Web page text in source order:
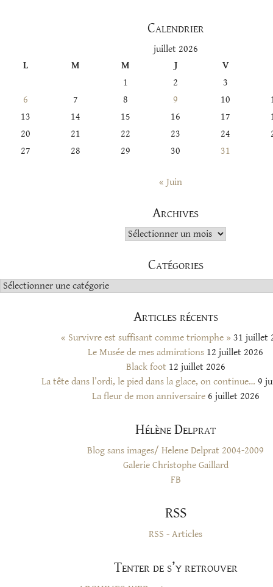
Calendrier
juillet 2026
L
M M J
V
1
2
3
6
7 8 9 10
13
14 15 16 17
20
21 22 23 24
27
28 29 30 31
« Juin
Archives
Archives
Catégories
Catégories
Articles récents
« Survivre est suffisant comme triomphe » 31 juillet
Le Musée de mes admirations 12 juillet 2026
Black foot 12 juillet 2026
La tête dans l’ordi, le pied dans la glace, on continue… 9
La fleur de mon anniversaire 6 juillet 2026
Hélène Delprat
Blog sans images/ Helene Delprat 2004-2009
Galerie Christophe Gaillard
FB
RSS
RSS - Articles
Tenter de s’y retrouver